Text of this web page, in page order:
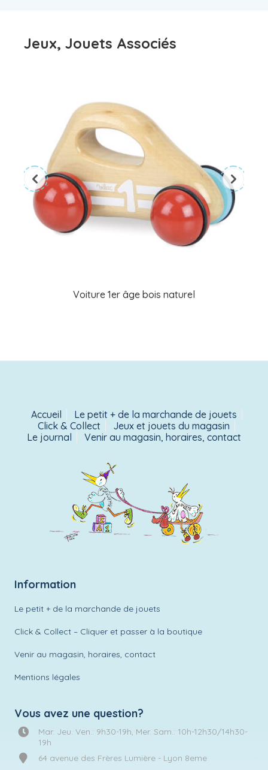
Jeux, Jouets Associés
Voiture 1er âge bois naturel
Accueil
Le petit + de la marchande de jouets
Click & Collect
Jeux et jouets du magasin
Le journal
Venir au magasin, horaires, contact
Information
Le petit + de la marchande de jouets
Click & Collect – Cliquer et passer à la boutique
Venir au magasin, horaires, contact
Mentions légales
Vous avez une question?
Mar. Jeu. Ven.: 9h30-19h, Mer. Sam.: 10h-12h30/14h30-
19h
64 avenue des Frères Lumière - Lyon 8eme